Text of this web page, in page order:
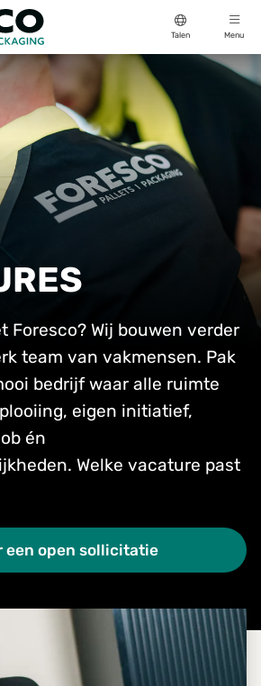
Talen Menu
Foresco? Wij bouwen verder
team van vakmensen. Pak
bedrijf waar alle ruimte
eigen initiatief,
én
Welke vacature past
een open sollicitatie